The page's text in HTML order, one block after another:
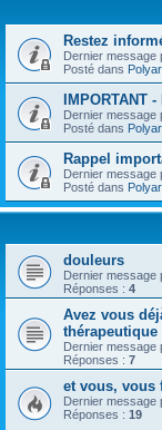
Restez
Dernier message
Posté dans
IMPORTANT
Dernier message
Posté dans
Rappel
Dernier message
Posté dans
douleurs
Dernier message
Réponses : 4
Avez vous
thérapeutique
Dernier message
Réponses : 7
et vous, vous
Dernier message
Réponses : 19